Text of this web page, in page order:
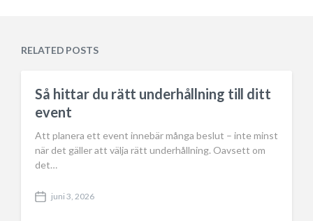
td
RELATED POSTS
Så hittar du rätt underhållning till ditt
event
Att planera ett event innebär många beslut – inte minst
när det gäller att välja rätt underhållning. Oavsett om
det…
P
juni 3, 2026